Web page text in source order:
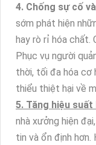
4. Chống sự cố
sớm phát hiện
hay rò rỉ hóa chất.
Phục vụ người
thời, tối đa hóa cơ
thiểu thiệt hại về
5. Tăng hiệu
nhà xưởng hiện
tin và ổn định hơn.